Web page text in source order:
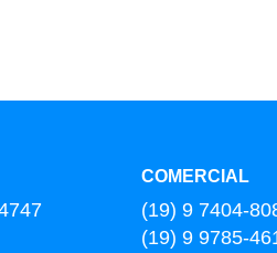
COMERCIAL
(19) 9 7404-
(19) 9 9785-